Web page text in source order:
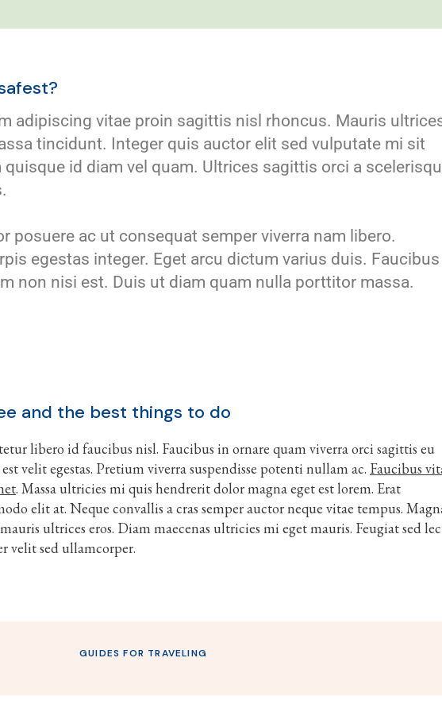
adipiscing vitae proin sagittis nisl rhoncus. Mauris
tincidunt. Integer quis auctor elit sed vulputate mi sit
quisque id diam vel quam. Ultrices sagittis orci a
posuere ac ut consequat semper viverra nam libero.
egestas integer. Eget arcu dictum varius duis. Faucibus
non nisi est. Duis ut diam quam nulla porttitor massa.
and the best things to do
libero id faucibus nisl. Faucibus in ornare quam viverra orci sagittis eu
velit egestas. Pretium viverra suspendisse potenti nullam ac. Faucibus
. Massa ultricies mi quis hendrerit dolor magna eget est lorem. Erat
elit at. Neque convallis a cras semper auctor neque vitae tempus.
ultrices eros. Diam maecenas ultricies mi eget mauris. Feugiat sed
velit sed ullamcorper.
GUIDES FOR TRAVELING